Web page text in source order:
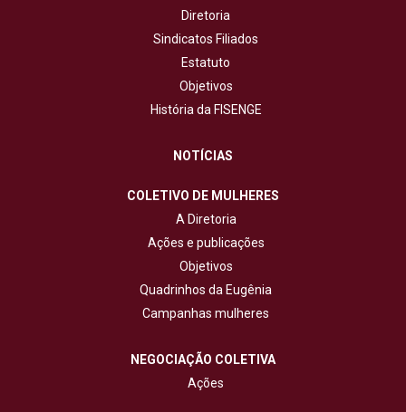
Diretoria
Sindicatos Filiados
Estatuto
Objetivos
História da FISENGE
NOTÍCIAS
COLETIVO DE MULHERES
A Diretoria
Ações e publicações
Objetivos
Quadrinhos da Eugênia
Campanhas mulheres
NEGOCIAÇÃO COLETIVA
Ações